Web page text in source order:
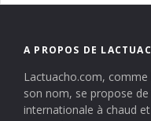
A PROPOS DE
Lactuacho.com,
son nom, se propose
internationale à chaud